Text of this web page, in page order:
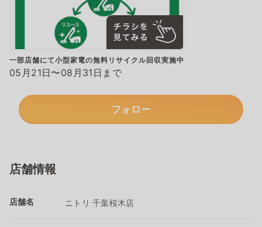
一部店舗にて小型家電の無料リサイクル回収実施中
05月21日〜08月31日まで
フォロー
店舗情報
店舗名 ニトリ 千葉桜木店